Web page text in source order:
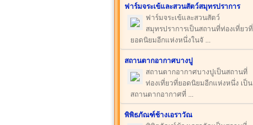
ฟาร์มจระเข้และสวนสัตว์สมุทรปราการ
ฟาร์มจระเข้และสวนสัตว์
สมุทรปราการเป็นสถานที่ท่องเที่ยวที่
ยอดนิยมอีกแห่งหนึ่งในจั ...
สถานตากอากาศบางปู
สถานตากอากาศบางปูเป็นสถานที่
ท่องเที่ยวที่ยอดนิยมอีกแห่งหนึ่ง เป็น
สถานตากอากาศที่ ...
พิพิธภัณฑ์ช้างเอราวัณ